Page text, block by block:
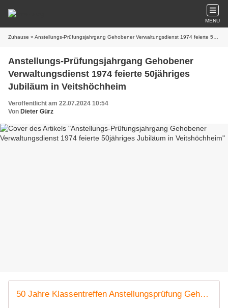
MENU
Zuhause » Anstellungs-Prüfungsjahrgang Gehobener Verwaltungsdienst 1974 feierte 50jähriges Jubiläum in Veitshöchheim
Anstellungs-Prüfungsjahrgang Gehobener
Verwaltungsdienst 1974 feierte 50jähriges
Jubiläum in Veitshöchheim
Veröffentlicht am 22.07.2024 10:54
Von Dieter Gürz
50 Jahre Klassentreffen Anstellungsprüfung Gehobener Verwaltungsdienst